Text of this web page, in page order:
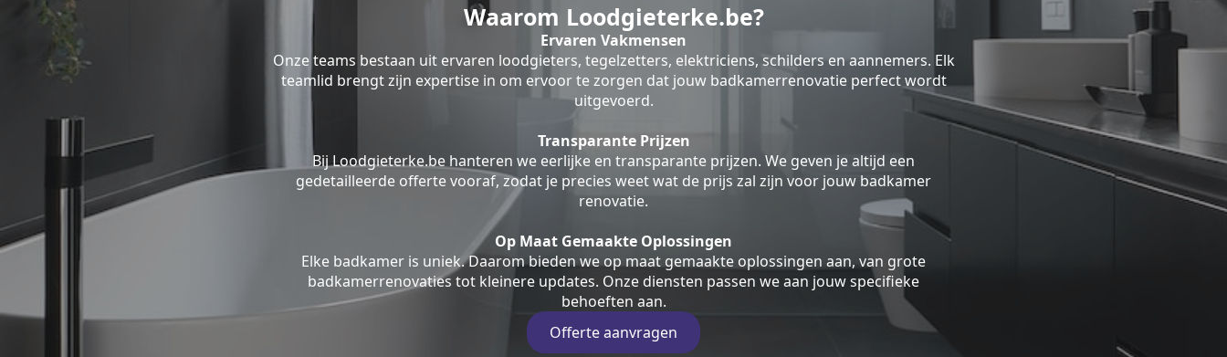
Waarom Loodgieterke.be?
Ervaren Vakmensen
Onze teams bestaan uit ervaren loodgieters, tegelzetters, elektriciens, schilders en aannemers. Elk
teamlid brengt zijn expertise in om ervoor te zorgen dat jouw badkamerrenovatie perfect wordt
uitgevoerd.
Transparante Prijzen
Bij Loodgieterke.be hanteren we eerlijke en transparante prijzen. We geven je altijd een
gedetailleerde offerte vooraf, zodat je precies weet wat de prijs zal zijn voor jouw badkamer
renovatie.
Op Maat Gemaakte Oplossingen
Elke badkamer is uniek. Daarom bieden we op maat gemaakte oplossingen aan, van grote
badkamerrenovaties tot kleinere updates. Onze diensten passen we aan jouw specifieke
behoeften aan.
Offerte aanvragen